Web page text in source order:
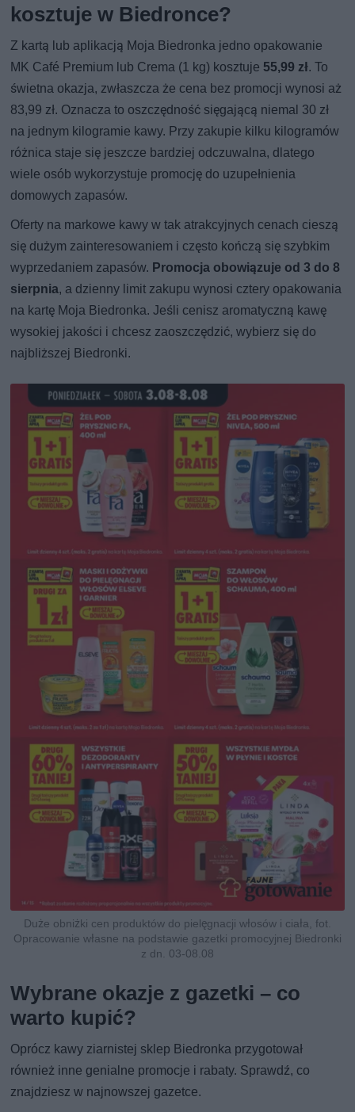
kosztuje w Biedronce?
Z kartą lub aplikacją Moja Biedronka jedno opakowanie
MK Café Premium lub Crema (1 kg) kosztuje 55,99 zł. To
świetna okazja, zwłaszcza że cena bez promocji wynosi aż
83,99 zł. Oznacza to oszczędność sięgającą niemal 30 zł
na jednym kilogramie kawy. Przy zakupie kilku kilogramów
różnica staje się jeszcze bardziej odczuwalna, dlatego
wiele osób wykorzystuje promocję do uzupełnienia
domowych zapasów.
Oferty na markowe kawy w tak atrakcyjnych cenach cieszą
się dużym zainteresowaniem i często kończą się szybkim
wyprzedaniem zapasów. Promocja obowiązuje od 3 do 8
sierpnia, a dzienny limit zakupu wynosi cztery opakowania
na kartę Moja Biedronka. Jeśli cenisz aromatyczną kawę
wysokiej jakości i chcesz zaoszczędzić, wybierz się do
najbliższej Biedronki.
Duże obniżki cen produktów do pielęgnacji włosów i ciała, fot.
Opracowanie własne na podstawie gazetki promocyjnej Biedronki
z dn. 03-08.08
Wybrane okazje z gazetki – co
warto kupić?
Oprócz kawy ziarnistej sklep Biedronka przygotował
również inne genialne promocje i rabaty. Sprawdź, co
znajdziesz w najnowszej gazetce.